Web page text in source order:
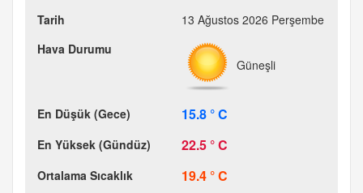
13 Ağustos 2026 Perşembe
Güneşli
15.8 ° C
22.5 ° C
19.4 ° C